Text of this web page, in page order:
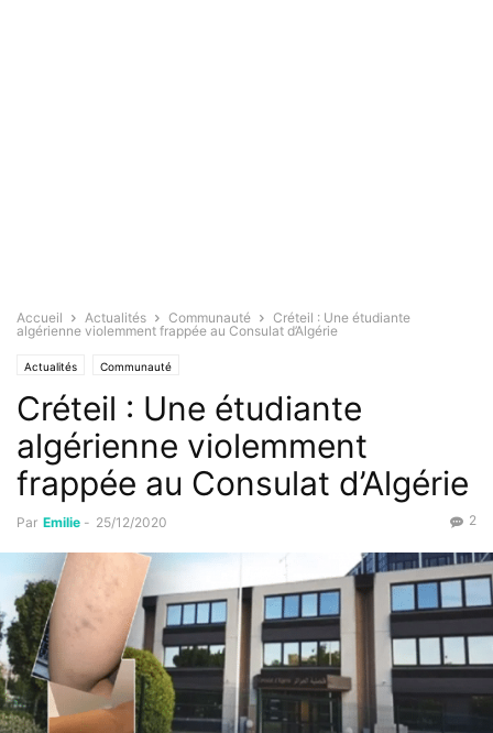
Accueil Actualités Communauté
Créteil : Une étudiante
algérienne violemment frappée au Consulat d’Algérie
Actualités Communauté
Créteil : Une étudiante
algérienne violemment
frappée au Consulat d’Algérie
Par Emilie - 25/12/2020 2